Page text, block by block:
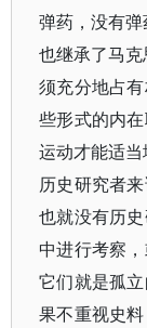
弹药，没有
也继承了马
须充分地占
些形式的内
运动才能适
历史研究者
也就没有历
中进行考察
它们就是孤
果不重视史